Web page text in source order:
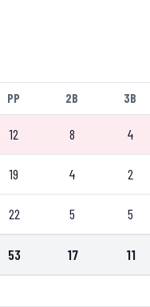
PP 2B 3B
12 8 4
19 4 2
22 5 5
53 17 11